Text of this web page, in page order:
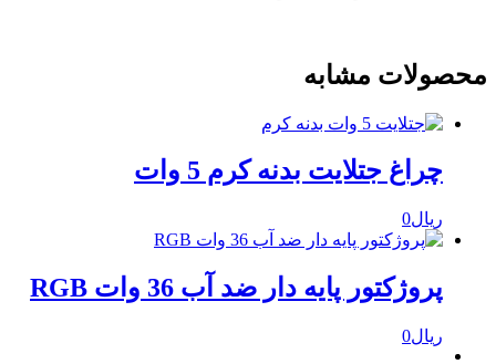
محصولات مشابه
چراغ جتلایت بدنه کرم 5 وات
ریال0
پروژکتور پایه دار ضد آب 36 وات RGB
ریال0